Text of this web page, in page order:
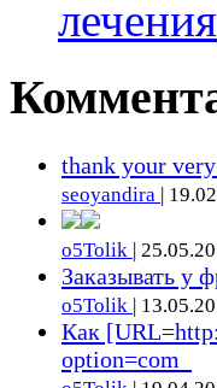
лечения
thank your
seoyandira |
o5Tolik |
Заказывать у
o5Tolik |
Как
option=com_